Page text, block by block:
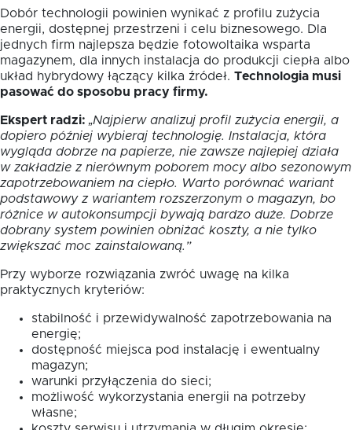
Dobór technologii powinien wynikać z profilu zużycia
energii, dostępnej przestrzeni i celu biznesowego. Dla
jednych firm najlepsza będzie fotowoltaika wsparta
magazynem, dla innych instalacja do produkcji ciepła albo
układ hybrydowy łączący kilka źródeł. Technologia musi
pasować do sposobu pracy firmy.
Ekspert radzi: „Najpierw analizuj profil zużycia energii, a
dopiero później wybieraj technologię. Instalacja, która
wygląda dobrze na papierze, nie zawsze najlepiej działa
w zakładzie z nierównym poborem mocy albo sezonowym
zapotrzebowaniem na ciepło. Warto porównać wariant
podstawowy z wariantem rozszerzonym o magazyn, bo
różnice w autokonsumpcji bywają bardzo duże. Dobrze
dobrany system powinien obniżać koszty, a nie tylko
zwiększać moc zainstalowaną.”
Przy wyborze rozwiązania zwróć uwagę na kilka
praktycznych kryteriów:
stabilność i przewidywalność zapotrzebowania na
energię;
dostępność miejsca pod instalację i ewentualny
magazyn;
warunki przyłączenia do sieci;
możliwość wykorzystania energii na potrzeby
własne;